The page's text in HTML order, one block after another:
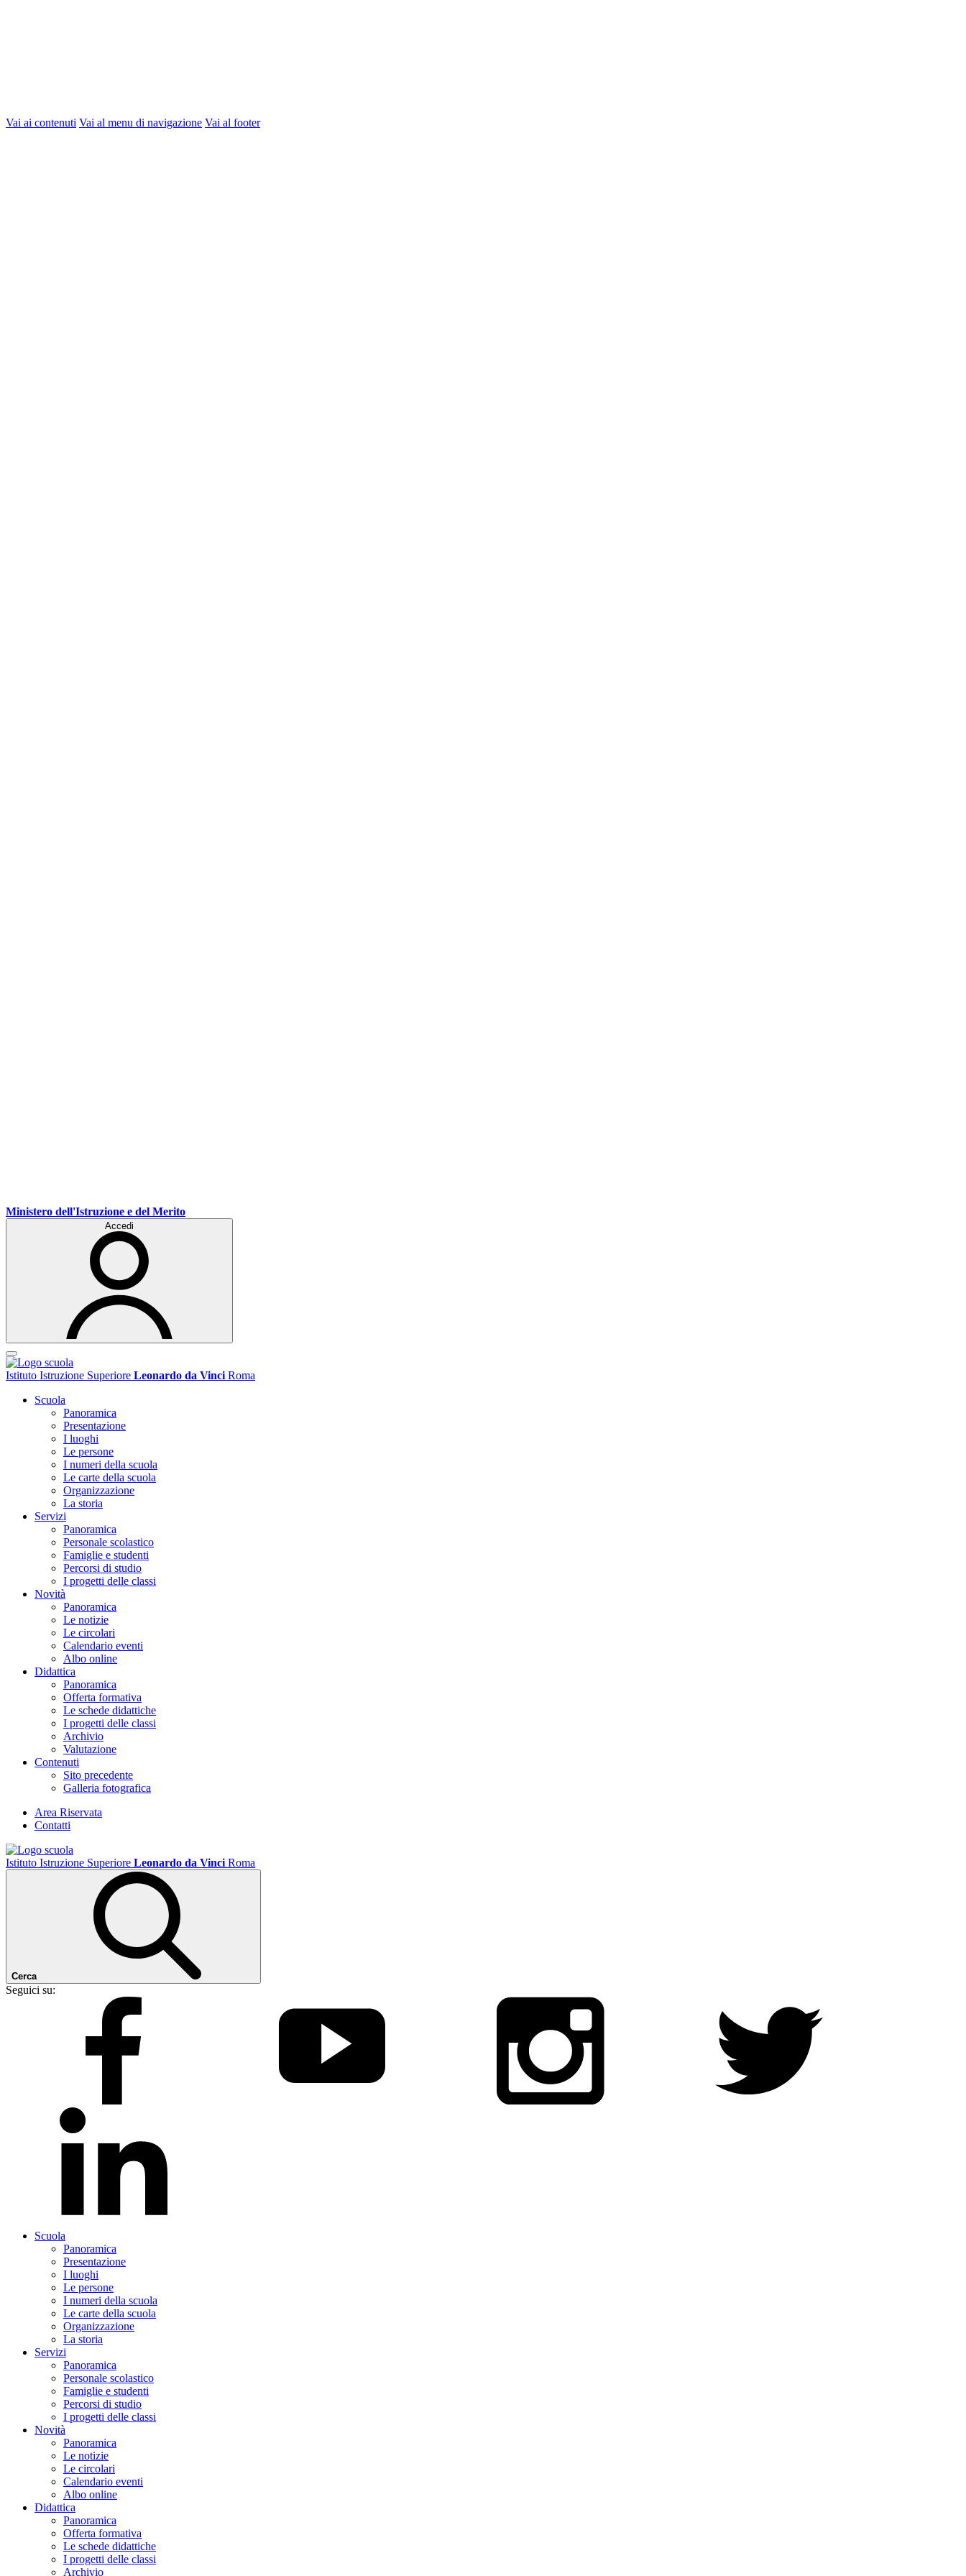
Vai ai contenuti Vai al menu di navigazione Vai al footer
Ministero dell'Istruzione e del Merito
Accedi
Istituto Istruzione Superiore Leonardo da Vinci Roma
Scuola
Panoramica
Presentazione
I luoghi
Le persone
I numeri della scuola
Le carte della scuola
Organizzazione
La storia
Servizi
Panoramica
Personale scolastico
Famiglie e studenti
Percorsi di studio
I progetti delle classi
Novità
Panoramica
Le notizie
Le circolari
Calendario eventi
Albo online
Didattica
Panoramica
Offerta formativa
Le schede didattiche
I progetti delle classi
Archivio
Valutazione
Contenuti
Sito precedente
Galleria fotografica
Area Riservata
Contatti
Istituto Istruzione Superiore Leonardo da Vinci Roma
Cerca
Seguici su:
Scuola
Panoramica
Presentazione
I luoghi
Le persone
I numeri della scuola
Le carte della scuola
Organizzazione
La storia
Servizi
Panoramica
Personale scolastico
Famiglie e studenti
Percorsi di studio
I progetti delle classi
Novità
Panoramica
Le notizie
Le circolari
Calendario eventi
Albo online
Didattica
Panoramica
Offerta formativa
Le schede didattiche
I progetti delle classi
Archivio